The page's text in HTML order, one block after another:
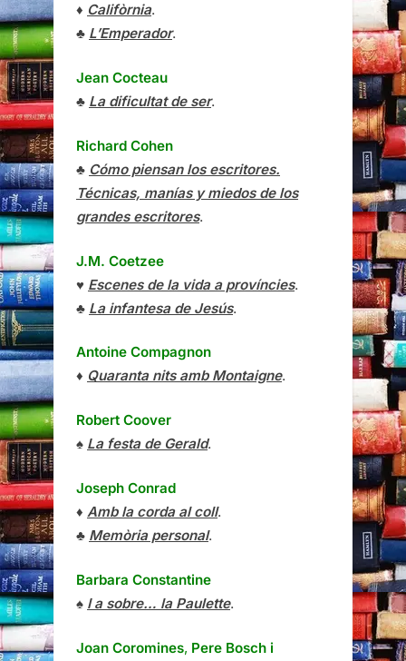
♦ Califòrnia.
♣ L’Emperador.
Jean Cocteau
♣ La dificultat de ser.
Richard Cohen
♣ Cómo piensan los escritores.
Técnicas, manías y miedos de los
grandes escritores.
J.M. Coetzee
♥ Escenes de la vida a províncies.
♣ La infantesa de Jesús.
Antoine Compagnon
♦ Quaranta nits amb Montaigne.
Robert Coover
♠ La festa de Gerald.
Joseph Conrad
♦ Amb la corda al coll.
♣ Memòria personal.
Barbara Constantine
♠ I a sobre… la Paulette.
Joan Coromines, Pere Bosch i